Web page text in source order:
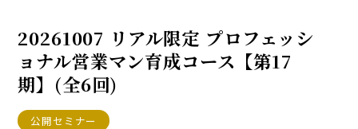
20261007 リアル限定 プロフェッシ
ョナル営業マン育成コース【第17
期】(全6回)
公開セミナー